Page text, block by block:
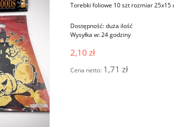
Torebki foliowe 10 szt rozmiar 25x15
Dostępność:duża ilość
Wysyłka w:24 godziny
2,10 zł
Cena netto: 1,71 zł